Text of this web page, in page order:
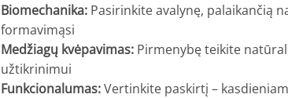
Biomechanika: Pasirinkite avalynę, palaikančią
formavimąsi
Medžiagų kvėpavimas: Pirmenybę teikite
užtikrinimui
Funkcionalumas:Vertinkite paskirtį –